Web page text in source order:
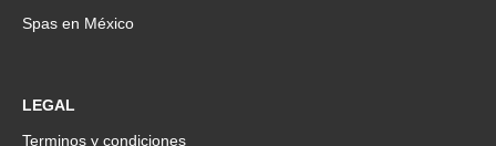
Spas en México
LEGAL
Terminos y condiciones